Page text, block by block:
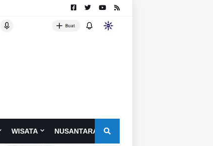
WISATA NUSANTARA